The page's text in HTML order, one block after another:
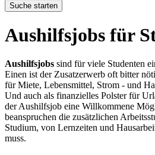
Suche starten
Aushilfsjobs für
Aushilfsjobs sind für viele Studenten
Einen ist der Zusatzerwerb oft bitter
für Miete, Lebensmittel, Strom - und
Und auch als finanzielles Polster für
der Aushilfsjob eine Willkommene
beanspruchen die zusätzlichen
Studium, von Lernzeiten und
muss.